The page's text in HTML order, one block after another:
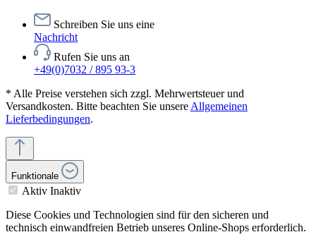
Schreiben Sie uns eine
Nachricht
Rufen Sie uns an
+49(0)7032 / 895 93-3
* Alle Preise verstehen sich zzgl. Mehrwertsteuer und
Versandkosten. Bitte beachten Sie unsere Allgemeinen
Lieferbedingungen.
Funktionale
Aktiv Inaktiv
Diese Cookies und Technologien sind für den sicheren und
technisch einwandfreien Betrieb unseres Online-Shops erforderlich.